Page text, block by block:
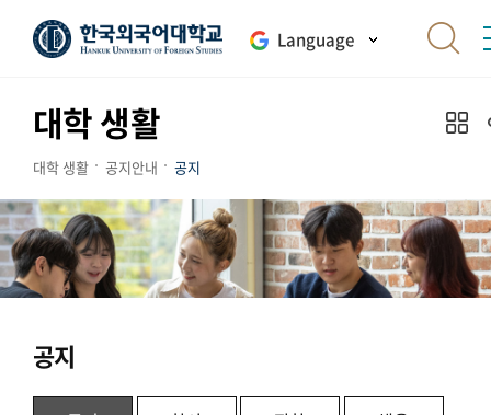
Language
대학 생활
대학 생활 공지안내 공지
공지